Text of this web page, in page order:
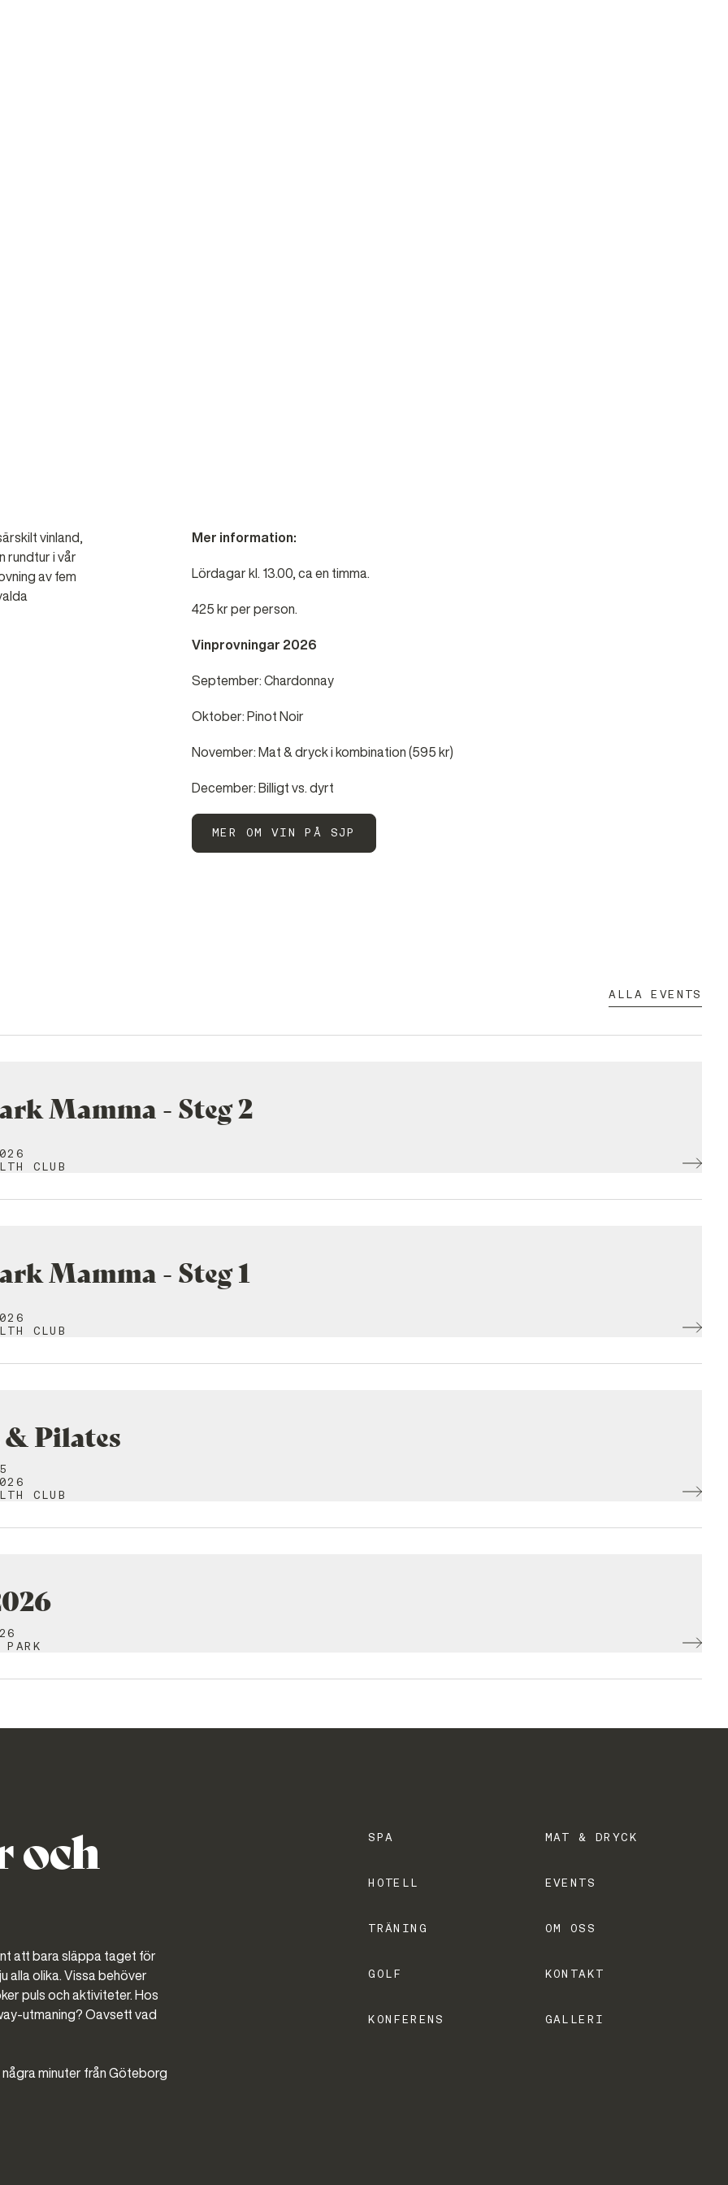
vinland,
rundtur i vår
av fem
Mer information:
Lördagar kl. 13.00, ca en timma.
425 kr per person.
Vinprovningar 2026
September: Chardonnay
Oktober: Pinot Noir
November: Mat & dryck i kombination (595 kr)
December: Billigt vs. dyrt
MER OM VIN PÅ SJP
ALLA EVENTS
Mamma - Steg 2
CLUB
Mamma - Steg 1
CLUB
Pilates
CLUB
PARK
och
att bara släppa taget för
alla olika. Vissa behöver
puls och aktiviteter. Hos
utmaning? Oavsett vad
minuter från Göteborg
SPA
HOTELL
TRÄNING
GOLF
KONFERENS
MAT & DRYCK
EVENTS
OM OSS
KONTAKT
GALLERI